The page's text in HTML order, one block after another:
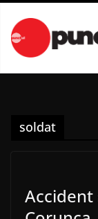
conținut
soldat